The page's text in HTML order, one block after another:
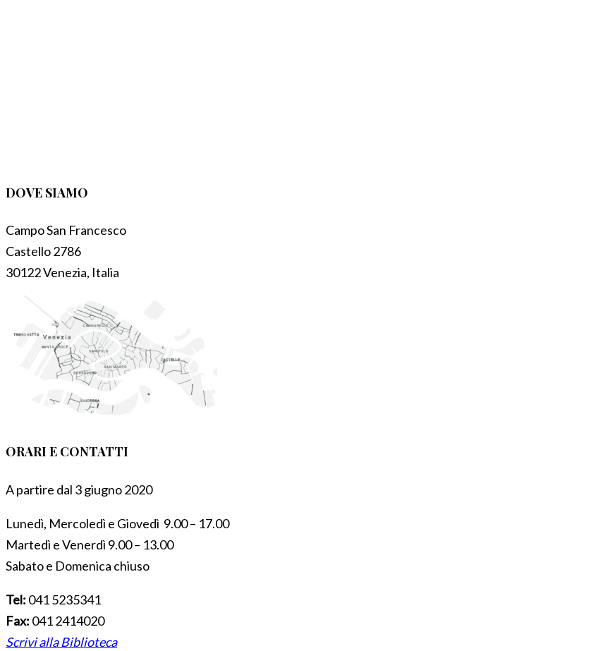
DOVE SIAMO
Campo San Francesco
Castello 2786
30122 Venezia, Italia
ORARI E CONTATTI
A partire dal 3 giugno 2020
Lunedì, Mercoledì e Giovedì 9.00 – 17.00
Martedì e Venerdì 9.00 – 13.00
Sabato e Domenica chiuso
Tel: 041 5235341
Fax: 041 2414020
Scrivi alla Biblioteca